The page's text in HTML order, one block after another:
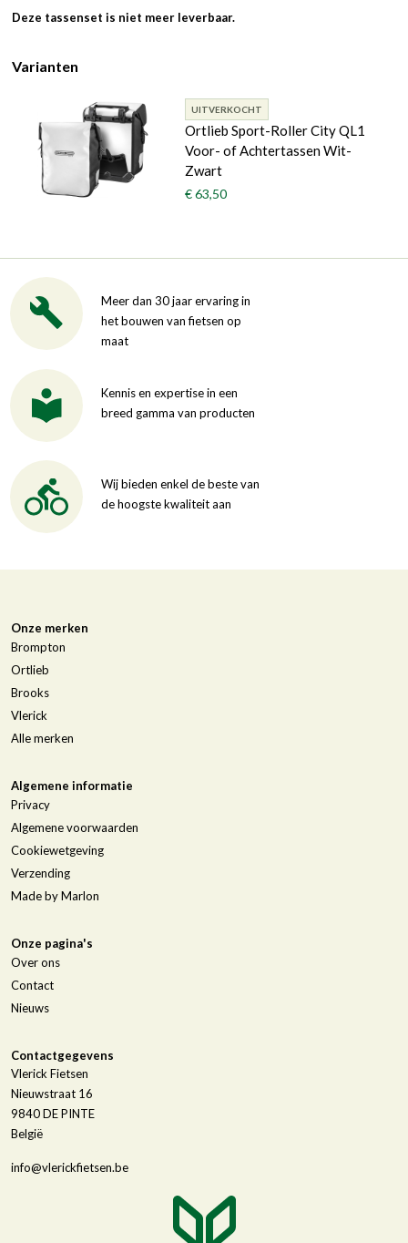
Deze tassenset is niet meer leverbaar.
Varianten
UITVERKOCHT
Ortlieb Sport-Roller City QL1
Voor- of Achtertassen Wit-
Zwart
€ 63,50
Meer dan 30 jaar ervaring in
het bouwen van fietsen op
maat
Kennis en expertise in een
breed gamma van producten
Wij bieden enkel de beste van
de hoogste kwaliteit aan
Onze merken
Brompton
Ortlieb
Brooks
Vlerick
Alle merken
Algemene informatie
Privacy
Algemene voorwaarden
Cookiewetgeving
Verzending
Made by Marlon
Onze pagina's
Over ons
Contact
Nieuws
Contactgegevens
Vlerick Fietsen
Nieuwstraat 16
9840DE PINTE
België
info@vlerickfietsen.be